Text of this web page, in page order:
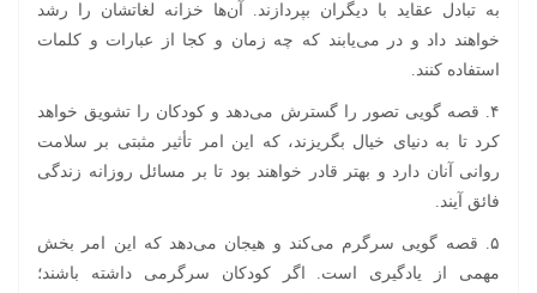
به تبادل عقاید با دیگران بپردازند. آن‌ها خزانه لغاتشان را رشد
خواهند داد و در می‌یابند که چه زمان و کجا از عبارات و کلمات
استفاده کنند.
۴. قصه گویی تصور را گسترش می‌دهد و کودکان را تشویق خواهد
کرد تا به دنیای خیال بگریزند، که این امر تأثیر مثبتی بر سلامت
روانی آنان دارد و بهتر قادر خواهند بود تا بر مسائل روزانه زندگی
فائق آیند.
۵. قصه گویی سرگرم می‌کند و هیجان می‌دهد که این امر بخش
مهمی از یادگیری است. اگر کودکان سرگرمی داشته باشند؛